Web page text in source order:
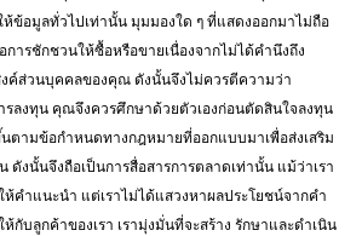
ห้ข้อมูลทั่วไปเท่านั้น มุมมองใด ๆ ที่แสดงออกมาไม่ถือ
การชักชวนให้ซื้อหรือขายเนื่องจากไม่ได้คำนึงถึง
ค์ส่วนบุคคลของคุณ ดังนั้นจึงไม่ควรตีความว่า
รลงทุน คุณจึงควรศึกษาด้วยตัวเองก่อนตัดสินใจลงทุน
ตามข้อกำหนดทางกฎหมายที่ออกแบบมาเพื่อส่งเสริม
ดังนั้นจึงถือเป็นการสื่อสารการตลาดเท่านั้น แม้ว่าเรา
ห้คำแนะนำ แต่เราไม่ได้แสวงหาผลประโยชน์จากคำ
กับลูกค้าของเรา เรามุ่งมั่นที่จะสร้าง รักษาและดำเนิน